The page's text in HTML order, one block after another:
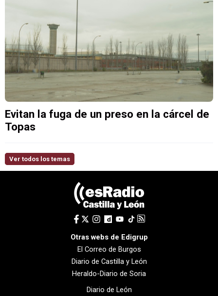
Evitan la fuga de un preso en la cárcel de
Topas
Ver todos los temas
Otras webs de Edigrup
El Correo de Burgos
Diario de Castilla y León
Heraldo-Diario de Soria
Diario de León